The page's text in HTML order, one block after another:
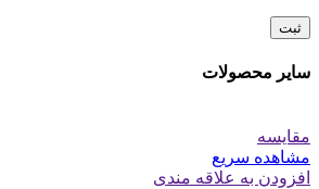
سایر محصولات
مقایسه
مشاهده سریع
افزودن به علاقه مندی